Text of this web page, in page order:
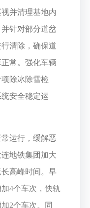
并清理基地内
针对部分道岔
清除，确保道
常。强化车辆
除冰除雪检
安全稳定运
运行，缓解恶
地铁集团加大
高峰时间。早
4个车次，快轨
2个车次。同